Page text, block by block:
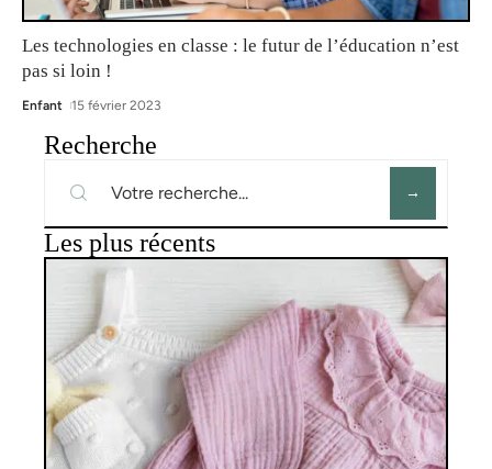
Les technologies en classe : le futur de l’éducation n’est
pas si loin !
Enfant 15 février 2023
Recherche
Les plus récents